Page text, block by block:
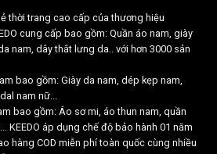
thời trang cao cấp của thương hiệu
cung cấp bao gồm: Quần áo nam, giày
nam, dây thắt lưng da.. với hơn 3000 sản
bao gồm: Giày da nam, dép kẹp nam,
nam nữ...
bao gồm: Áo sơ mi, áo thun nam, quần
KEEDO áp dụng chế độ bảo hành 01 năm
hàng COD miễn phí toàn quốc cùng nhiều